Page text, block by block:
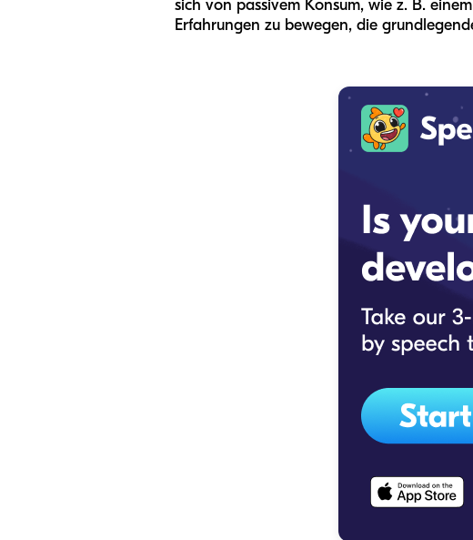
sich von passivem Konsum, wie z. B.
Erfahrungen zu bewegen, die